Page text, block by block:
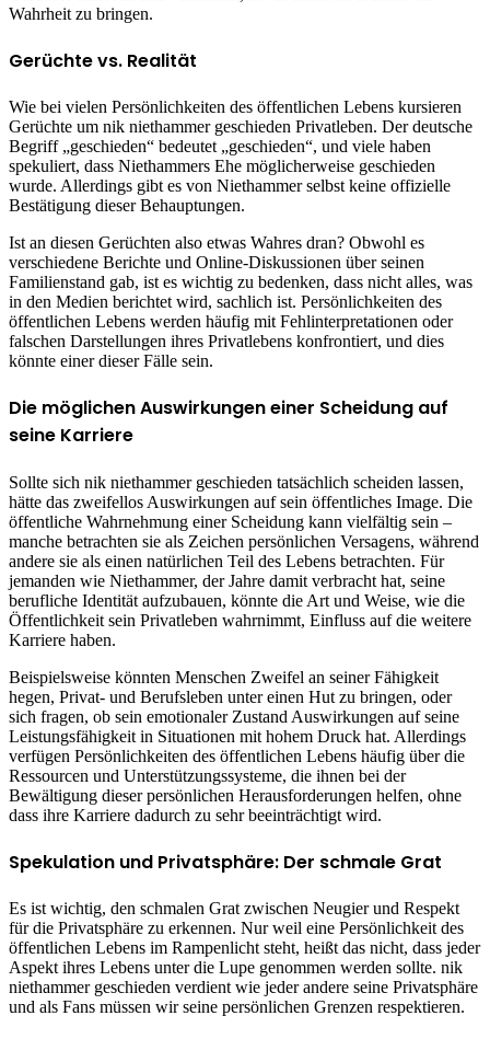
Wahrheit zu bringen.
Gerüchte vs. Realität
Wie bei vielen Persönlichkeiten des öffentlichen Lebens kursieren
Gerüchte um nik niethammer geschieden Privatleben. Der deutsche
Begriff „geschieden“ bedeutet „geschieden“, und viele haben
spekuliert, dass Niethammers Ehe möglicherweise geschieden
wurde. Allerdings gibt es von Niethammer selbst keine offizielle
Bestätigung dieser Behauptungen.
Ist an diesen Gerüchten also etwas Wahres dran? Obwohl es
verschiedene Berichte und Online-Diskussionen über seinen
Familienstand gab, ist es wichtig zu bedenken, dass nicht alles, was
in den Medien berichtet wird, sachlich ist. Persönlichkeiten des
öffentlichen Lebens werden häufig mit Fehlinterpretationen oder
falschen Darstellungen ihres Privatlebens konfrontiert, und dies
könnte einer dieser Fälle sein.
Die möglichen Auswirkungen einer Scheidung auf
seine Karriere
Sollte sich nik niethammer geschieden tatsächlich scheiden lassen,
hätte das zweifellos Auswirkungen auf sein öffentliches Image. Die
öffentliche Wahrnehmung einer Scheidung kann vielfältig sein –
manche betrachten sie als Zeichen persönlichen Versagens, während
andere sie als einen natürlichen Teil des Lebens betrachten. Für
jemanden wie Niethammer, der Jahre damit verbracht hat, seine
berufliche Identität aufzubauen, könnte die Art und Weise, wie die
Öffentlichkeit sein Privatleben wahrnimmt, Einfluss auf die weitere
Karriere haben.
Beispielsweise könnten Menschen Zweifel an seiner Fähigkeit
hegen, Privat- und Berufsleben unter einen Hut zu bringen, oder
sich fragen, ob sein emotionaler Zustand Auswirkungen auf seine
Leistungsfähigkeit in Situationen mit hohem Druck hat. Allerdings
verfügen Persönlichkeiten des öffentlichen Lebens häufig über die
Ressourcen und Unterstützungssysteme, die ihnen bei der
Bewältigung dieser persönlichen Herausforderungen helfen, ohne
dass ihre Karriere dadurch zu sehr beeinträchtigt wird.
Spekulation und Privatsphäre: Der schmale Grat
Es ist wichtig, den schmalen Grat zwischen Neugier und Respekt
für die Privatsphäre zu erkennen. Nur weil eine Persönlichkeit des
öffentlichen Lebens im Rampenlicht steht, heißt das nicht, dass jeder
Aspekt ihres Lebens unter die Lupe genommen werden sollte. nik
niethammer geschieden verdient wie jeder andere seine Privatsphäre
und als Fans müssen wir seine persönlichen Grenzen respektieren.